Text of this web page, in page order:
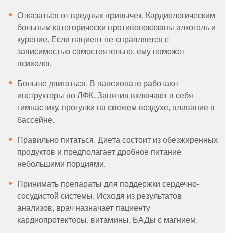
Отказаться от вредных привычек. Кардиологическим
больным категорически противопоказаны алкоголь и
курение. Если пациент не справляется с
зависимостью самостоятельно, ему поможет
психолог.
Больше двигаться. В пансионате работают
инструкторы по ЛФК. Занятия включают в себя
гимнастику, прогулки на свежем воздухе, плавание в
бассейне.
Правильно питаться. Диета состоит из обезжиренных
продуктов и предполагает дробное питание
небольшими порциями.
Принимать препараты для поддержки сердечно-
сосудистой системы. Исходя из результатов
анализов, врач назначает пациенту
кардиопротекторы, витамины, БАДы с магнием.